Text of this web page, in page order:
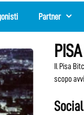
Partner
Il Pisa
scopo